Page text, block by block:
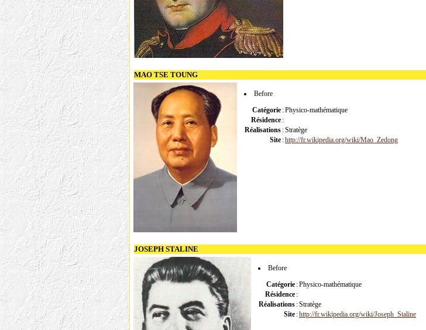
MAO TSE TOUNG
Before
Catégorie :Physico-mathématique
Résidence :
Réalisations :Stratège
Site :http://fr.wikipedia.org/wiki/Mao_Zedong
JOSEPH STALINE
Before
Catégorie :Physico-mathématique
Résidence :
Réalisations :Stratège
Site :http://fr.wikipedia.org/wiki/Joseph_Staline